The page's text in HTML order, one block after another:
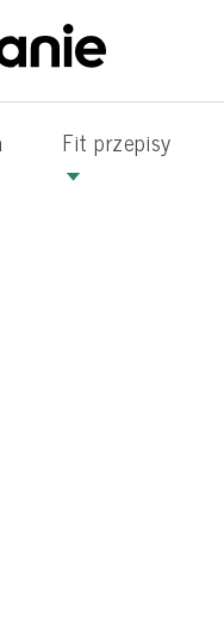
Fit przepisy